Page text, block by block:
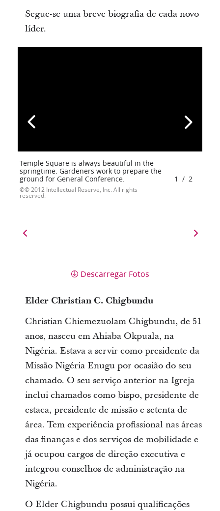
Segue-se uma breve biografia de cada novo
líder.
Temple Square is always beautiful in the
springtime. Gardeners work to prepare the
ground for General Conference.
© 2012 Intellectual Reserve, Inc. All rights
reserved.
1 / 2
Descarregar Fotos
Elder Christian C. Chigbundu
Christian Chiemezuolam Chigbundu, de 51
anos, nasceu em Ahiaba Okpuala, na
Nigéria. Estava a servir como presidente da
Missão Nigéria Enugu por ocasião do seu
chamado. O seu serviço anterior na Igreja
inclui chamados como bispo, presidente de
estaca, presidente de missão e setenta de
área. Tem experiência profissional nas áreas
das finanças e dos serviços de mobilidade e
já ocupou cargos de direção executiva e
integrou conselhos de administração na
Nigéria.
O Elder Chigbundu possui qualificações